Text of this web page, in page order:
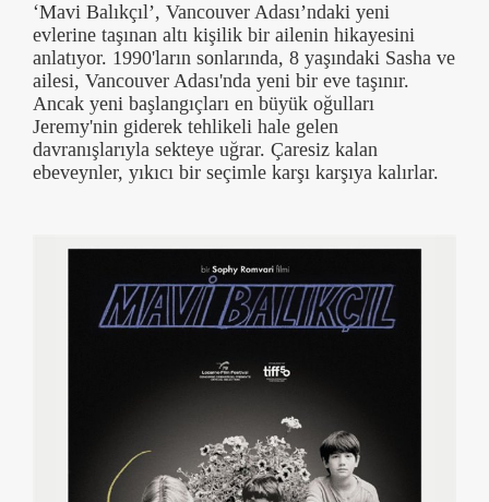
‘Mavi Balıkçıl’, Vancouver Adası’ndaki yeni
evlerine taşınan altı kişilik bir ailenin hikayesini
anlatıyor. 1990'ların sonlarında, 8 yaşındaki Sasha ve
ailesi, Vancouver Adası'nda yeni bir eve taşınır.
Ancak yeni başlangıçları en büyük oğulları
Jeremy'nin giderek tehlikeli hale gelen
davranışlarıyla sekteye uğrar. Çaresiz kalan
ebeveynler, yıkıcı bir seçimle karşı karşıya kalırlar.